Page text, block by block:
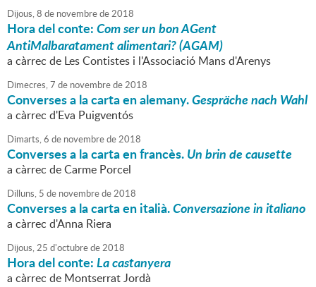
Dijous,8 de novembrede2018
Hora del conte:Com ser un bon AGent
AntiMalbaratament alimentari? (AGAM)
a càrrec de Les Contistes i l'Associació Mans d'Arenys
Dimecres,7 de novembrede2018
Converses a la carta en alemany.Gespräche nach Wahl
a càrrec d'Eva Puigventós
Dimarts,6 de novembrede2018
Converses a la carta en francès.Un brin de causette
a càrrec de Carme Porcel
Dilluns, 5 de novembrede2018
Converses a la carta en italià.Conversazione in italiano
a càrrec d'Anna Riera
Dijous,25 d'octubrede2018
Hora del conte:La castanyera
a càrrec de Montserrat Jordà